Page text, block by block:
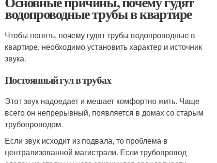
водопроводные трубы в квартире
Чтобы понять, почему гудят трубы водопроводные в
квартире, необходимо установить характер и источник
звука.
Постоянный гул в трубах
Этот звук надоедает и мешает комфортно жить. Чаще
всего он непрерывный, появляется в домах со старым
трубопроводом.
Если звук исходит из подвала, то проблема в
централизованной магистрали. Если трубопровод